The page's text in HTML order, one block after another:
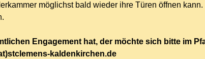
möglichst bald wieder ihre Türen öffnen
Engagement hat, der möchte sich bitte im
kaldenkirchen.de